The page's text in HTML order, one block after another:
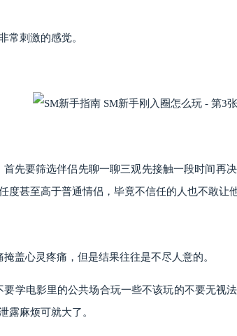
常刺激的感觉。
先要筛选伴侣先聊一聊三观先接触一段时间再
甚至高于普通情侣，毕竟不信任的人也不敢让
盖心灵疼痛，但是结果往往是不尽人意的。
学电影里的公共场合玩一些不该玩的不要无
露麻烦可就大了。